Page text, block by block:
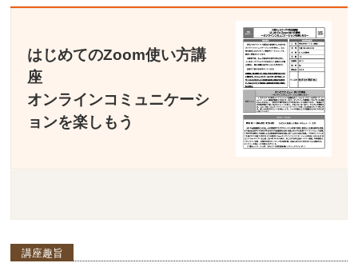
はじめてのZoom使い方講
座
オンラインコミュニケーシ
ョンを楽しもう
講座趣旨